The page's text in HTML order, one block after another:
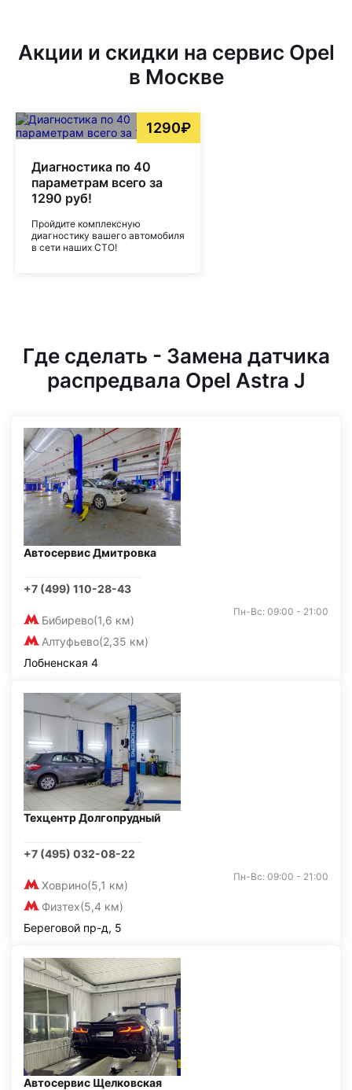
Акции и скидки на сервис Opel
в Москве
1290₽
Диагностика по 40
параметрам всего за
1290 руб!
Пройдите комплексную
диагностику вашего автомобиля
в сети наших СТО!
Где сделать - Замена датчика
распредвала Opel Astra J
Автосервис Дмитровка
+7 (499) 110-28-43
Бибирево(1,6 км)
Алтуфьево(2,35 км)
Пн-Вс: 09:00 - 21:00
Лобненская 4
Техцентр Долгопрудный
+7 (495) 032-08-22
Ховрино(5,1 км)
Физтех(5,4 км)
Пн-Вс: 09:00 - 21:00
Береговой пр-д, 5
Автосервис Щелковская